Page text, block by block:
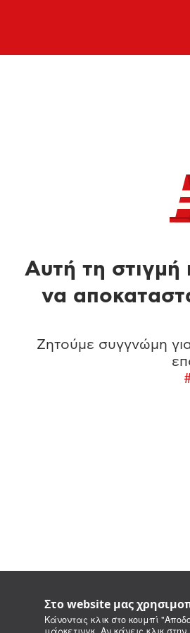
Στο website μας
Κάνοντας κλικ στο κουμπί
Αυτή τη στιγμή
να
Ζητούμε συγγνώμη